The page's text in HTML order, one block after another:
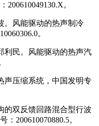
。
。风能驱动的热声制冷
。
利民。风能驱动的热声汽
声压缩系统，中国发明专
的双反馈回路混合型行波
200610070880.5。